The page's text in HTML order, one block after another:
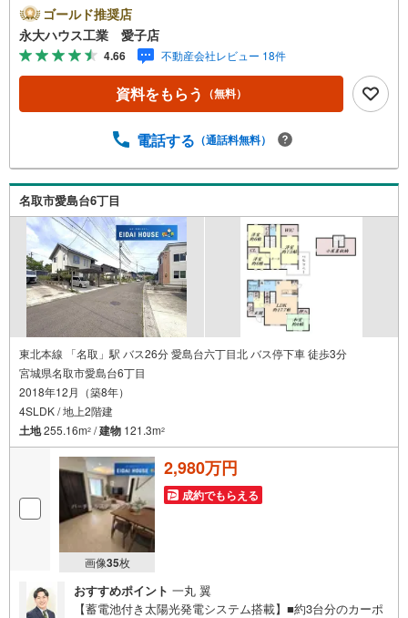
では当社の強みを大きく2つに分けてご紹介！1.＜豊富な不
動産知識＞戸建・マンション・土地…と種別を問わず不動
産を取り扱っております。さらに教育施設や商業施設、子
育て環境や行政などの地域情報を総合し、お客様により良
い物件選びをしていただけるよう、しっかりとサポートさ
せていただきます。2.＜経験豊富なスタッフ＞当社では
関する様々なご相談はもちろん、ご購入時に気になる住宅
だきます。各店舗ではキッズスペースも完備！お子様連れ
のご家族皆様で、ぜひお越しください。営業時間:10:00～1
8:00（定休日:火・水曜日 ※店舗により変動あり）現地の
ご案内も可能ですので、どうぞお気軽にお問い合わせくだ
さい！
ゴールド推奨店
永大ハウス工業 愛子店
4.66 不動産会社レビュー 18件
資料をもらう （無料）
電話する （通話料無料）
名取市愛島台6丁目
東北本線 「名取」駅 バス26分 愛島台六丁目北 バス停下車 徒歩3分
宮城県名取市愛島台6丁目
2018年12月（築8年）
4SLDK / 地上2階建
土地255.16m2 /建物 121.3m2
画像35枚
2,980万円
成約でもらえる
おすすめポイント 一丸 翼
【蓄電池付き太陽光発電システム搭載】■約3台分のカーポ